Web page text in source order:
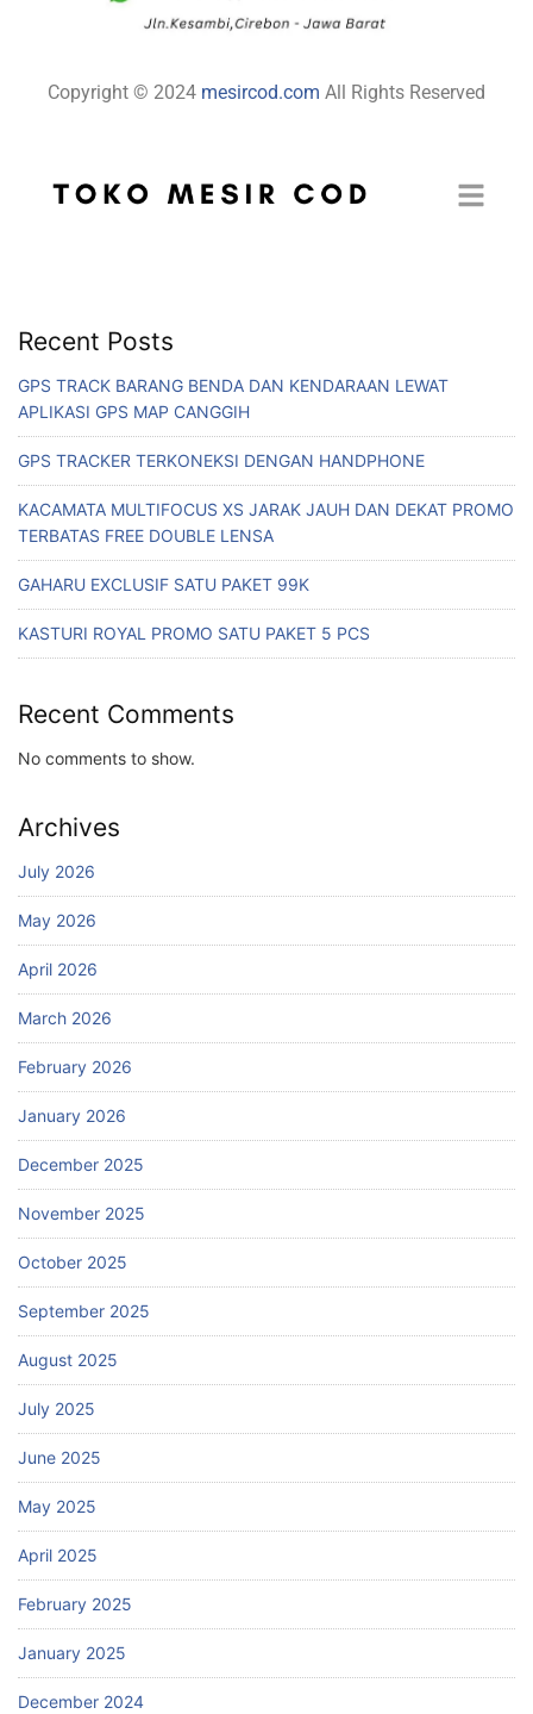
Copyright © 2024 mesircod.com All Rights Reserved
Recent Posts
GPS TRACK BARANG BENDA DAN KENDARAAN LEWAT
APLIKASI GPS MAP CANGGIH
GPS TRACKER TERKONEKSI DENGAN HANDPHONE
KACAMATA MULTIFOCUS XS JARAK JAUH DAN DEKAT PROMO
TERBATAS FREE DOUBLE LENSA
GAHARU EXCLUSIF SATU PAKET 99K
KASTURI ROYAL PROMO SATU PAKET 5 PCS
Recent Comments
No comments to show.
Archives
July 2026
May 2026
April 2026
March 2026
February 2026
January 2026
December 2025
November 2025
October 2025
September 2025
August 2025
July 2025
June 2025
May 2025
April 2025
February 2025
January 2025
December 2024